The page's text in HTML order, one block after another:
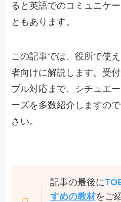
ると英語でのコミュニケ
ともあります。
この記事では、役所で使
者向けに解説します。受
ブル対応まで、シチュエ
ーズを多数紹介しますの
さい。
記事の最後に
すめの教材をご